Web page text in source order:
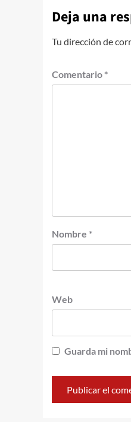
Deja una
Tu dirección de
Comentario *
Nombre *
Web
Guarda mi